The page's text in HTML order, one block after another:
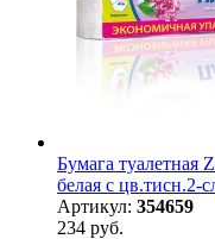
Бумага
белая с цв.тисн.2-
Артикул: 354659
234 руб.